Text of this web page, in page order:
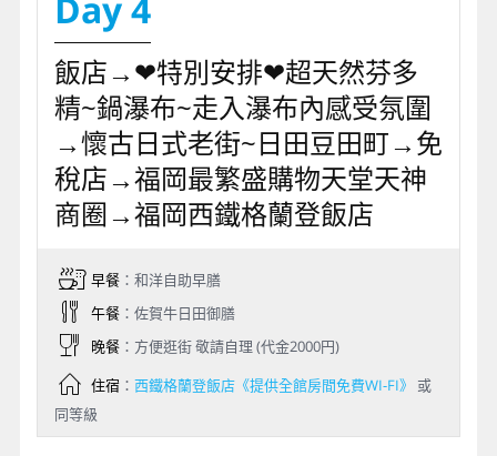
飯店→❤特別安排❤超天然芬多
精~鍋瀑布~走入瀑布內感受氛圍
→懷古日式老街~日田豆田町→免
稅店→福岡最繁盛購物天堂天神
商圈→福岡西鐵格蘭登飯店
早餐：和洋自助早膳
午餐：佐賀牛日田御膳
晚餐：方便逛街 敬請自理 (代金2000円)
住宿： 西鐵格蘭登飯店《提供全館房間免費WI-FI》
或
同等級